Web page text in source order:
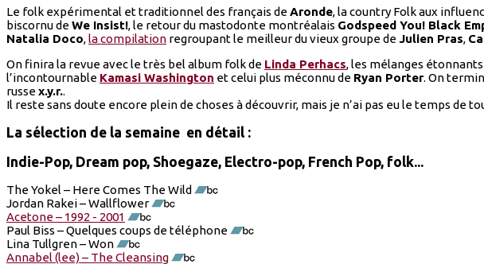
Le folk expérimental et traditionnel des français deAronde, la country Folk aux
biscornu deWe Insist!, le retour du mastodonte montréalais Godspeed You! Black
Natalia Doco,la compilation regroupant le meilleur du vieux groupe de Julien Pras,
On finira la revue avec le très bel album folk de Linda Perhacs, les mélanges
l’incontournable Kamasi Washington et celui plus méconnu de Ryan Porter. On
russex.y.r..
Il reste sans doute encore plein de choses à découvrir, mais je n’ai pas eu le temps de
La sélection de la semaine en détail :
Indie-Pop, Dream pop, Shoegaze, Electro-pop, French Pop, folk...
The Yokel – Here Comes The Wild
Jordan Rakei – Wallflower
Acetone – 1992 - 2001
Paul Biss – Quelques coups de téléphone
Lina Tullgren – Won
Annabel (lee) – The Cleansing